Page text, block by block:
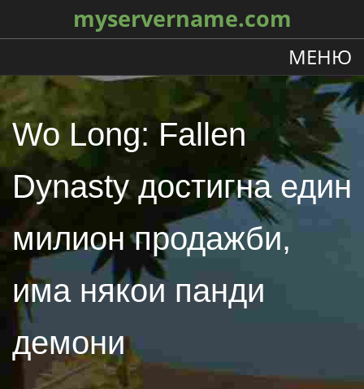
myservername.com
МЕНЮ
Wo Long: Fallen
Dynasty достигна един
милион продажби,
има някои панди
демони